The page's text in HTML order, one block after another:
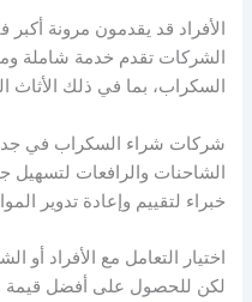
الأفراد قد يقدمون مرونة
الشركات تقدم خدمة شاملة
السكراب، بما في ذلك الأثاث
شركات شراء السكراب في
الشاحنات والرافعات
خبراء لتقييم وإعادة تدوير
اختيار التعامل مع الأفراد أو
لكن للحصول على أفضل